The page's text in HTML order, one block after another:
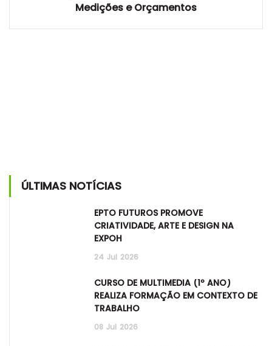
Medições e Orçamentos
ÚLTIMAS NOTÍCIAS
EPTO FUTUROS PROMOVE
CRIATIVIDADE, ARTE E DESIGN NA
EXPOH
24 Jul 2026
CURSO DE MULTIMÉDIA (1º ANO)
REALIZA FORMAÇÃO EM CONTEXTO DE
TRABALHO
08 Jul 2026